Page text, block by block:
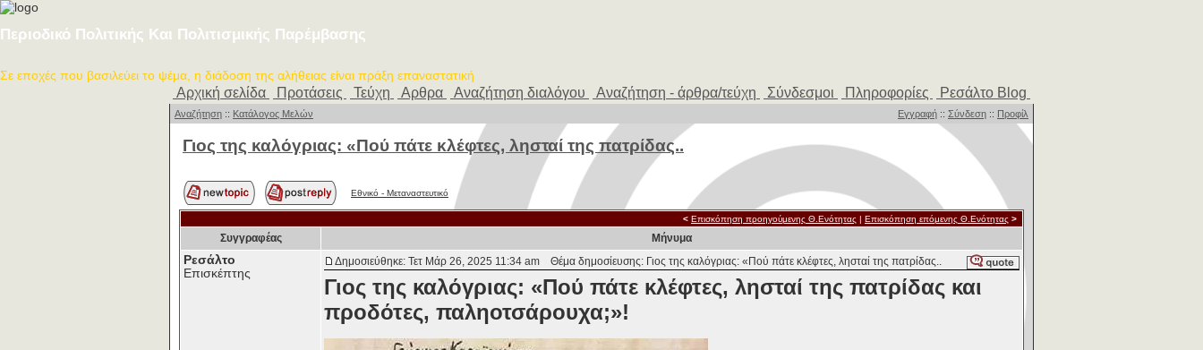
Περιοδικό Πολιτικής Και Πολιτισμικής Παρέμβασης
Σε εποχές που βασιλεύει το ψέμα, η διάδοση της αλήθειας είναι πράξη επαναστατική
Αρχική σελίδα Προτάσεις Τεύχη Αρθρα Αναζήτηση διαλόγου Αναζήτηση - άρθρα/τεύχη Σύνδεσμοι Πληροφορίες Ρεσάλτο Blog
Αναζήτηση :: Κατάλογος Μελών Εγγραφή :: Σύνδεση :: Προφίλ
Γιος της καλόγριας: «Πού πάτε κλέφτες, λησταί της πατρίδας..
Εθνικό - Μεταναστευτικό
< Επισκόπηση προηγούμενης Θ.Ενότητας | Επισκόπηση επόμενης Θ.Ενότητας >
Συγγραφέας Μήνυμα
Ρεσάλτο
Επισκέπτης
Δημοσιεύθηκε: Τετ Μάρ 26, 2025 11:34 am Θέμα δημοσίευσης: Γιος της καλόγριας: «Πού πάτε κλέφτες, λησταί της πατρίδας..
Γιος της καλόγριας: «Πού πάτε κλέφτες, λησταί της πατρίδας και
προδότες, παληοτσάρουχα;»!